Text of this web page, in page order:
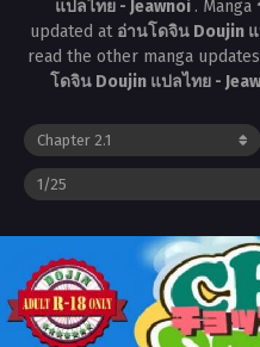
แปลไทย - Jeawnoi . Manga
updated at อ่านโดจิน Doujin
read the other manga
โดจิน Doujin แปลไทย -